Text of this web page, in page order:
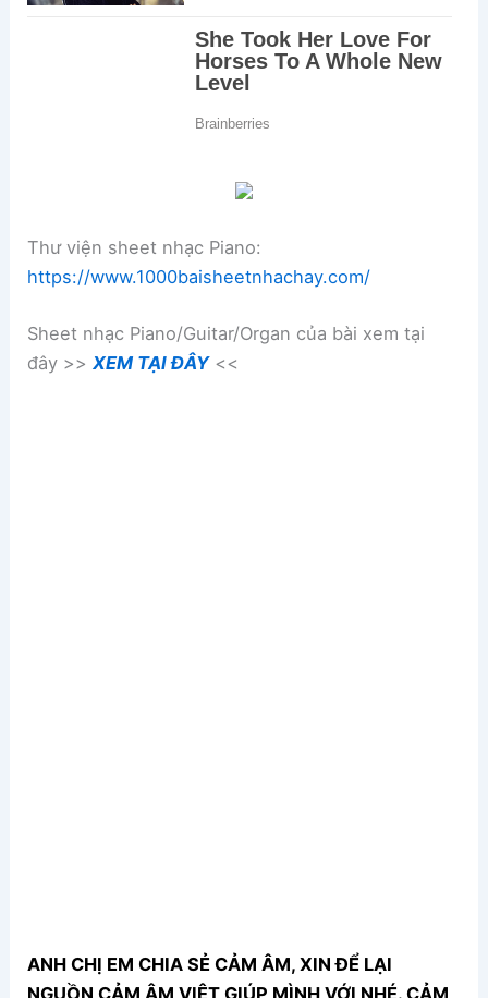
Thư viện sheet nhạc Piano:
https://www.1000baisheetnhachay.com/
Sheet nhạc Piano/Guitar/Organ của bài xem tại
đây >>XEM TẠI ĐÂY<<
ANH CHỊ EM CHIA SẺ CẢM ÂM, XIN ĐỂ LẠI